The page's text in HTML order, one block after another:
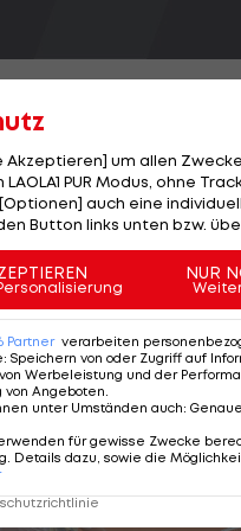
John
nach getaner Arbeit
Polizei bekannt gibt,
Naira -
Akzeptieren] um allen
PUR Modus, ohne
auch eine
Button links unten bzw.
NUR
Partner verarbeiten
: Speichern von oder Zugriff auf
Werbeleistung und der
von Angeboten
unter Umständen auch:
für gewisse Zwecke
Details dazu, sowie die